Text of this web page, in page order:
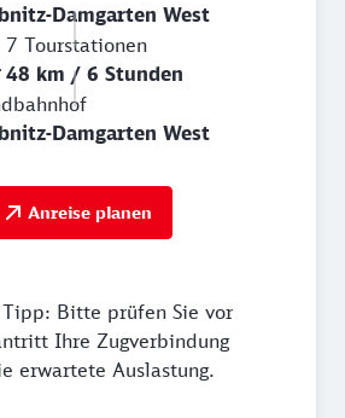
Damgarten West
7 Tourstationen
48 km / 6 Stunden
Damgarten West
Anreise planen
Tipp: Bitte prüfen Sie vor
Ihre Zugverbindung
erwartete Auslastung.